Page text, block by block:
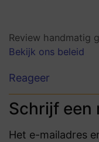
Review handmatig
Bekijk ons beleid
Reageer
Schrijf een
Het e-mailadres